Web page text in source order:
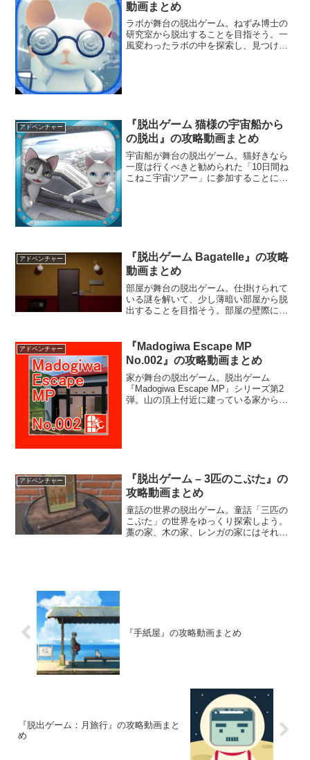
動画まとめ
ラボが舞台の脱出ゲーム。ねずみ博士の
研究室から脱出することを目指そう。一
風変わったラボの中を探索し、見つけた
アドベンチャー
『脱出ゲーム 猫様の宇宙船から
の脱出』の攻略動画まとめ
宇宙船が舞台の脱出ゲーム。猫好きなら
一度は行くべきと勧められた「10日間ね
こねこ宇宙ツアー」に参加することにな
アドベンチャー
『脱出ゲーム Bagatelle』の攻略
動画まとめ
部屋が舞台の脱出ゲーム。仕掛けられて
いる謎を解いて、少し薄暗い部屋から脱
出することを目指そう。部屋の壁際には
できるだろうか。ヒント機能も付いてい
るぞ。
アドベンチャー
『Madogiwa Escape MP
No.002』の攻略動画まとめ
家が舞台の脱出ゲーム。脱出ゲーム
『Madogiwa Escape MP』シリーズ第2
弾。山の頂上付近に建っている家から脱
アドベンチャー
『脱出ゲーム – 3匹のこぶた』の
攻略動画まとめ
童話の世界の脱出ゲーム。童話「三匹の
こぶた」の世界をゆっくり探索しよう。
藁の家、木の家、レンガの家にはそれぞ
『手紙屋』の攻略動画まとめ
『脱出ゲーム：月旅行』の攻略動画まと
め